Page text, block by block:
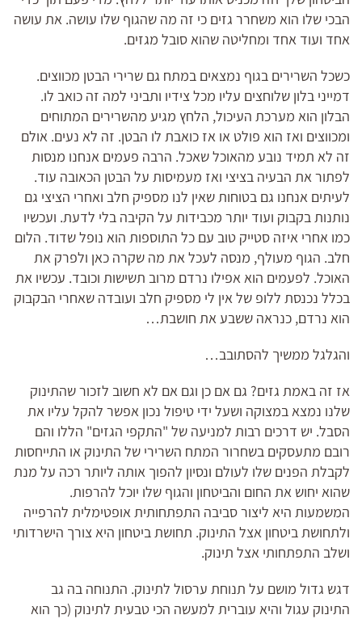
הבכי שלו הוא משחרר גזים כי זה מה שהגוף שלו עושה. את עושה
אחד ועוד אחד ומחליטה שהוא סובל מגזים.
כשכל השרירים בגוף נמצאים במתח גם שרירי הבטן מכווצים.
דמייני בלון שלוחצים עליו מכל צידיו ותביני למה זה כואב לו.
הבלון הוא מערכת העיכול, הלחץ מגיע מהשרירים המתוחים
ומכווצים ואז הוא פולט או אז כואבת לו הבטן. זה לא נעים. אולם
זה לא תמיד נובע מהאוכל שאכל. הרבה פעמים אנחנו מנסות
לפתור את הבעיה בציצי ואז מעמיסות על הבטן הכאובה עוד.
לעיתים אנחנו גם בטוחות שאין לנו מספיק חלב ואחרי הציצי גם
נותנות בקבוק ועוד יותר מכבידות על הקיבה בלי לדעת. ועכשיו
כמו אחרי איזה סטייק טוב עם כל התוספות הוא נופל שדוד. הלום
חלב. הגוף מעולף, מנסה לעכל את מה שקרה כאן ולפרק את
האוכל. לפעמים הוא אפילו נרדם מרוב תשישות וכובד. עכשיו את
בכלל נכנסת ללופ של אין לי מספיק חלב ועובדה שאחרי הבקבוק
הוא נרדם, כנראה ששבע את חושבת…
והגלגל ממשיך להסתובב…
אז זה באמת גזים? גם אם כן וגם אם לא חשוב לזכור שהתינוק
שלנו נמצא במצוקה ושעל ידי טיפול נכון אפשר להקל עליו את
הסבל. יש דרכים רבות למניעה של "התקפי הגזים" הללו והם
רובם מתעסקים בשחרור המתח השרירי של התינוק או התייחסות
לקבלת הפנים שלו לעולם ונסיון להפוך אותה ליותר רכה על מנת
שהוא יחוש את החום והביטחון והגוף שלו יוכל להרפות.
המשמעות היא ליצור סביבה התפתחותית אופטימלית להרפייה
ולתחושת ביטחון אצל התינוק. תחושת ביטחון היא צורך הישרדותי
ושלב התפתחותי אצל תינוק.
דגש גדול מושם על תנוחת ערסול לתינוק. התנוחה בה גב
התינוק עגול והיא עוברית למעשה הכי טבעית לתינוק (כך הוא